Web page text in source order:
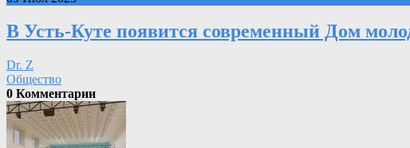
В Усть-Куте появится современный Дом
Dr. Z
Общество
0 Комментарии